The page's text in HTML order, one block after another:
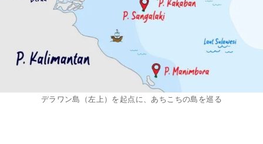
デラワン島（左上）を起点に、あちこちの島を巡る